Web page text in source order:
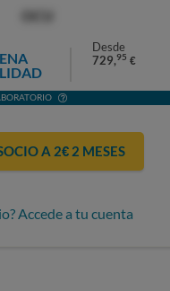
Desde
729,95 €
A 2€ 2 MESES
Accede a tu cuenta